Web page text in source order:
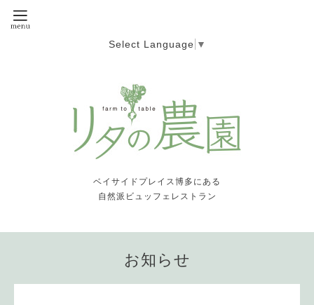
Select Language ▼
ベイサイドプレイス博多にある
自然派ビュッフェレストラン
お知らせ